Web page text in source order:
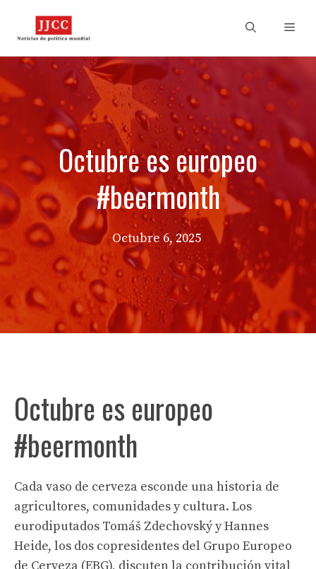
Octubre es europeo
#beermonth
Octubre 6, 2025
Octubre es europeo
#beermonth
Cada vaso de cerveza esconde una historia de
agricultores, comunidades y cultura. Los
eurodiputados Tomáš Zdechovský y Hannes
Heide, los dos copresidentes del Grupo Europeo